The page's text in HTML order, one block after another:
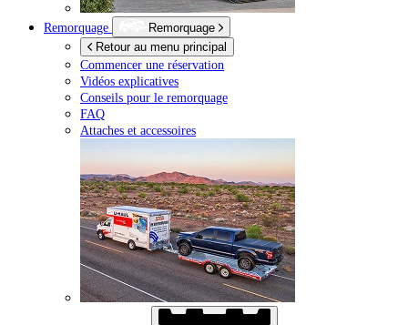
Remorquage
Remorquage
Retour au menu principal
Commencer une réservation
Vidéos explicatives
Conseils pour le remorquage
FAQ
Attaches et accessoires